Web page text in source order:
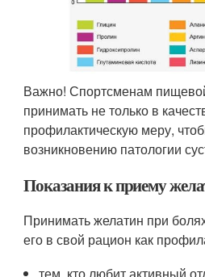
Важно! Спортсменам
принимать не только в
профилактическую меру,
возникновению патологии
Показания к приему
Принимать желатин при
его в свой рацион как